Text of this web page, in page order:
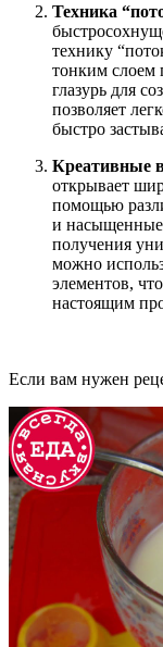
Техника
технику
тонким слоем
глазурь для
позволяет
быстро
Креативные
открывает
помощью
и насыщенные
получения
можно
элементов,
настоящим
Если вам нужен